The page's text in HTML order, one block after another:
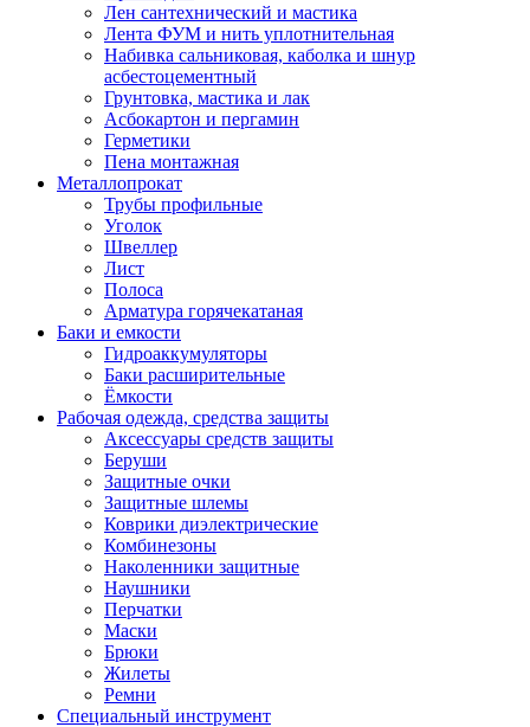
Лен сантехнический и мастика
Лента ФУМ и нить уплотнительная
Набивка сальниковая, каболка и шнур
асбестоцементный
Грунтовка, мастика и лак
Асбокартон и пергамин
Герметики
Пена монтажная
Металлопрокат
Трубы профильные
Уголок
Швеллер
Лист
Полоса
Арматура горячекатаная
Баки и емкости
Гидроаккумуляторы
Баки расширительные
Ёмкости
Рабочая одежда, средства защиты
Аксессуары средств защиты
Беруши
Защитные очки
Защитные шлемы
Коврики диэлектрические
Комбинезоны
Наколенники защитные
Наушники
Перчатки
Маски
Брюки
Жилеты
Ремни
Специальный инструмент